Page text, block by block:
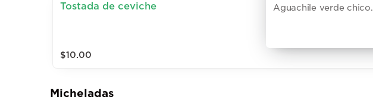
Aguachile verde chico.
Tostada de ceviche
$10.00
Micheladas